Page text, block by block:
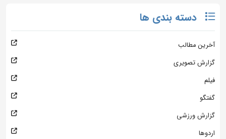
دسته بندی ها
آخرین مطالب
گزارش تصویری
فیلم
گفتگو
گزارش ورزشی
اردوها